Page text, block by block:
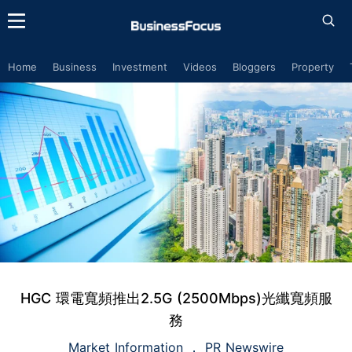
Home Business Investment Videos Bloggers Property
HGC 環電寬頻推出2.5G (2500Mbps)光纖寬頻服
務
Market Information PR Newswire